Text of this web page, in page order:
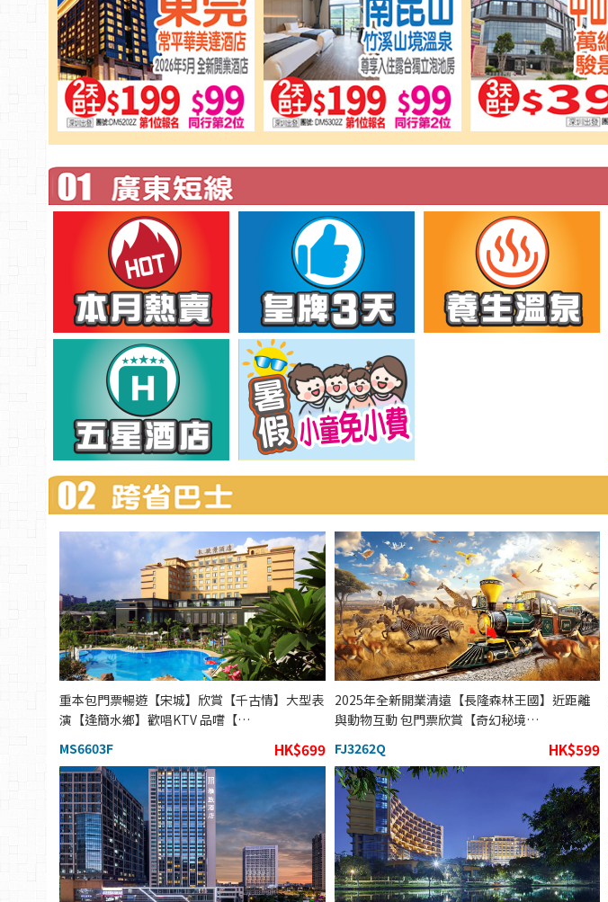
重本包門票暢遊【宋城】欣賞【千古情】大型表
演【逢簡水鄉】歡唱KTV 品嚐【…
MS6603F
HK$699
2025年全新開業清遠【長隆森林王國】近距離
與動物互動 包門票欣賞【奇幻秘境…
FJ3262Q
HK$599